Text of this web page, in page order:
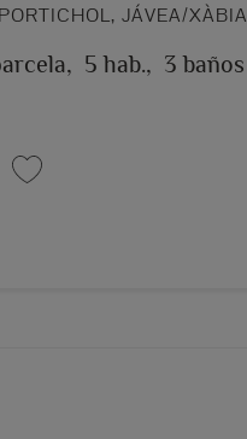
JÁVEA/XÀBIA
5 hab., 3 baños